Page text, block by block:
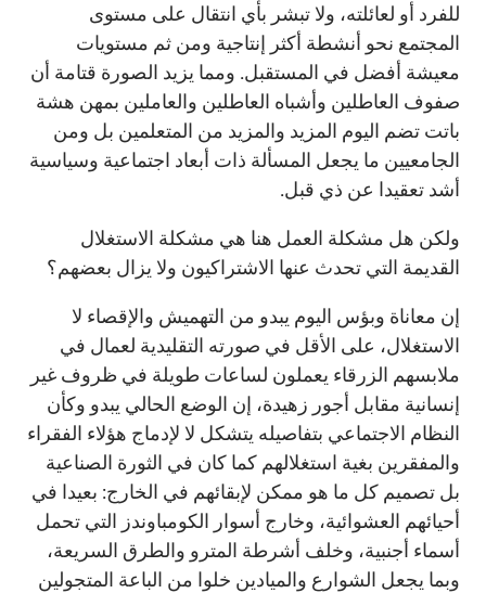
للفرد أو لعائلته، ولا تبشر بأي انتقال على مستوى
المجتمع نحو أنشطة أكثر إنتاجية ومن ثم مستويات
معيشة أفضل في المستقبل. ومما يزيد الصورة قتامة أن
صفوف العاطلين وأشباه العاطلين والعاملين بمهن هشة
باتت تضم اليوم المزيد والمزيد من المتعلمين بل ومن
الجامعيين ما يجعل المسألة ذات أبعاد اجتماعية وسياسية
أشد تعقيدا عن ذي قبل.
ولكن هل مشكلة العمل هنا هي مشكلة الاستغلال
القديمة التي تحدث عنها الاشتراكيون ولا يزال بعضهم؟
إن معاناة وبؤس اليوم يبدو من التهميش والإقصاء لا
الاستغلال، على الأقل في صورته التقليدية لعمال في
ملابسهم الزرقاء يعملون لساعات طويلة في ظروف غير
إنسانية مقابل أجور زهيدة، إن الوضع الحالي يبدو وكأن
النظام الاجتماعي بتفاصيله يتشكل لا لإدماج هؤلاء الفقراء
والمفقرين بغية استغلالهم كما كان في الثورة الصناعية
بل تصميم كل ما هو ممكن لإبقائهم في الخارج: بعيدا في
أحيائهم العشوائية، وخارج أسوار الكومباوندز التي تحمل
أسماء أجنبية، وخلف أشرطة المترو والطرق السريعة،
وبما يجعل الشوارع والميادين خلوا من الباعة المتجولين